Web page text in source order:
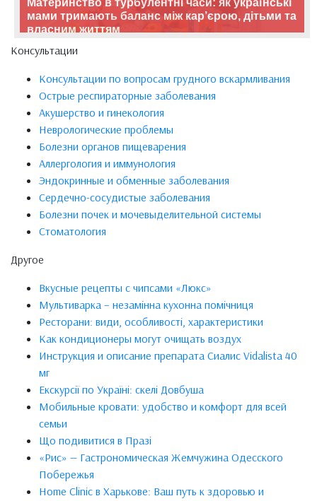
Материнство в турбулентні часи: як українські
мами тримають баланс між кар’єрою, дітьми та
власним життям
Консультации
Консультации по вопросам грудного вскармливания
Острые респираторные заболевания
Акушерство и гинекология
Неврологические проблемы
Болезни органов пищеварения
Аллергология и иммунология
Эндокринные и обменные заболевания
Сердечно-сосудистые заболевания
Болезни почек и мочевыделительной системы
Стоматология
Другое
Вкусные рецепты с чипсами «Люкс»
Мультиварка – незамінна кухонна помічниця
Ресторани: види, особливості, характеристики
Как кондиционеры могут очищать воздух
Инструкция и описание препарата Сиалис Vidalista 40
мг
Екскурсії по Україні: скелі Довбуша
Мобильные кровати: удобство и комфорт для всей
семьи
Що подивитися в Празі
«Рис» — Гастрономическая Жемчужина Одесского
Побережья
Home Clinic в Харькове: Ваш путь к здоровью и